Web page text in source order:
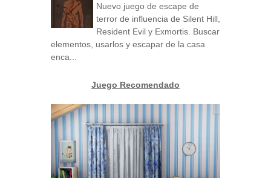
Nuevo juego de escape de
terror de influencia de Silent Hill,
Resident Evil y Exmortis. Buscar
elementos, usarlos y escapar de la casa
enca...
Juego Recomendado